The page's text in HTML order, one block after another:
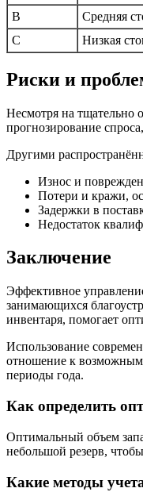
B
Средняя
C
Низкая
Риски и
Несмотря на тщательно
прогнозирование
Другими
Износ и
Потери и кражи,
Задержки в
Недостаток
Заключение
Эффективное
занимающихся
инвентаря, помогает
Использование
отношение к возможным
периоды года.
Как определить
Оптимальный объем
небольшой резерв,
Какие методы